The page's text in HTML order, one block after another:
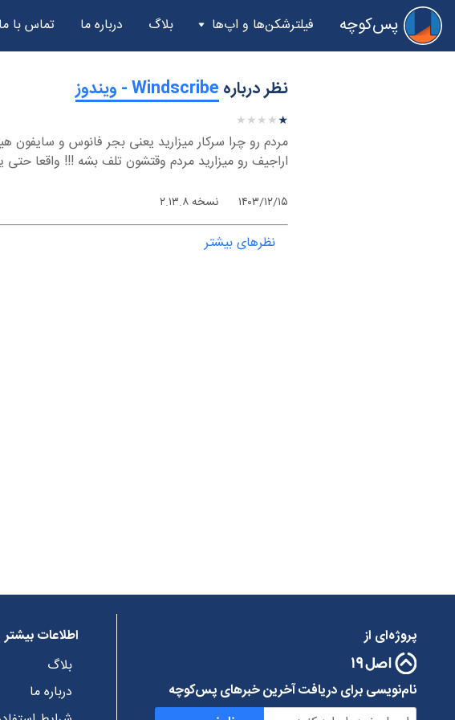
پس‌کوچه فیلترشکن‌ها و اپ‌ها بلاگ درباره ما تماس با ما
نظر درباره ‫Windscribe - ویندوز
★★★★★
★
★
★
★
★
مردم رو چرا سرکار میزارید یعنی بجر فانوس و سایفون
اراجیف رو میزارید مردم وقتشون تلف بشه !!! واقعا حتی
۱۴۰۳/۱۲/۱۵ نسخه ۲.۱۳.۸
نظرهای بیشتر
پروژه‌ای از
نام‌نویسی برای دریافت آخرین خبرهای پس‌کوچه
اطلاعات بیشتر
بلاگ
درباره ما